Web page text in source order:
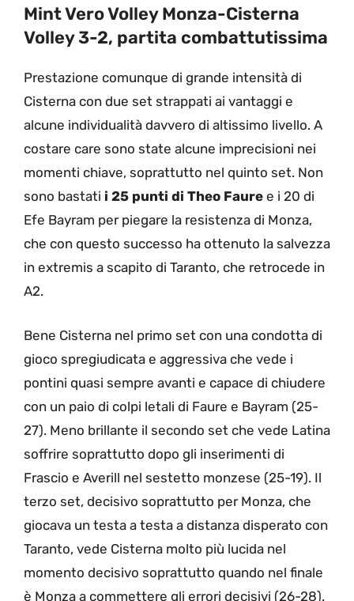
Mint Vero Volley Monza-Cisterna
Volley 3-2, partita combattutissima
Prestazione comunque di grande intensità di
Cisterna con due set strappati ai vantaggi e
alcune individualità davvero di altissimo livello. A
costare care sono state alcune imprecisioni nei
momenti chiave, soprattutto nel quinto set. Non
sono bastati i 25 punti di Theo Faure e i 20 di
Efe Bayram per piegare la resistenza di Monza,
che con questo successo ha ottenuto la salvezza
in extremis a scapito di Taranto, che retrocede in
A2.
Bene Cisterna nel primo set con una condotta di
gioco spregiudicata e aggressiva che vede i
pontini quasi sempre avanti e capace di chiudere
con un paio di colpi letali di Faure e Bayram (25-
27). Meno brillante il secondo set che vede Latina
soffrire soprattutto dopo gli inserimenti di
Frascio e Averill nel sestetto monzese (25-19). Il
terzo set, decisivo soprattutto per Monza, che
giocava un testa a testa a distanza disperato con
Taranto, vede Cisterna molto più lucida nel
momento decisivo soprattutto quando nel finale
è Monza a commettere gli errori decisivi (26-28).